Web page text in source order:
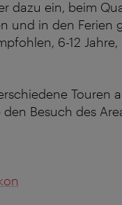
dazu ein, beim
und in den Ferien
6-12
Touren
Besuch des